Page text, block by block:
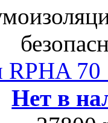
70
Нет в